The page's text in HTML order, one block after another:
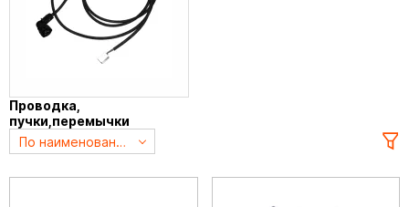
Проводка,
пучки,перемычки
По наименованию А->Я